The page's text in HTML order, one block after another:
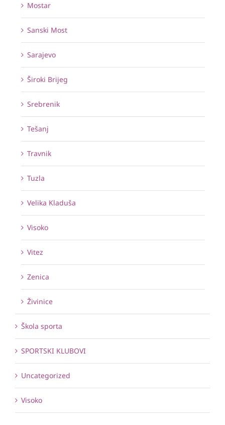
Mostar
Sanski Most
Sarajevo
Široki Brijeg
Srebrenik
Tešanj
Travnik
Tuzla
Velika Kladuša
Visoko
Vitez
Zenica
Živinice
Škola sporta
SPORTSKI KLUBOVI
Uncategorized
Visoko